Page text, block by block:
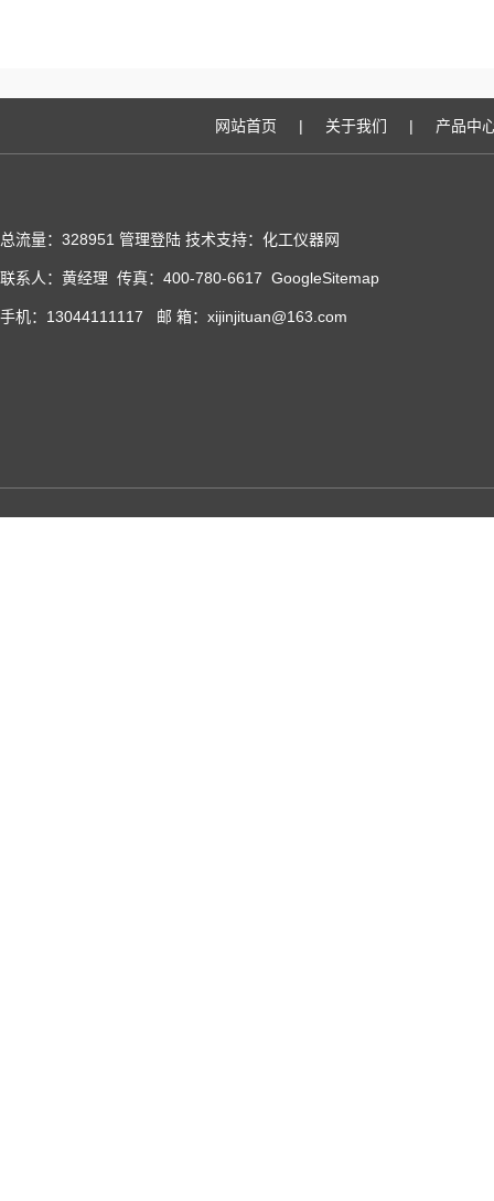
网站首页 | 关于我们 | 产品中
总流量：328951 管理登陆 技术支持：化工仪器网
联系人：黄经理 传真：400-780-6617 GoogleSitemap
手机：13044111117 邮 箱：xijinjituan@163.com